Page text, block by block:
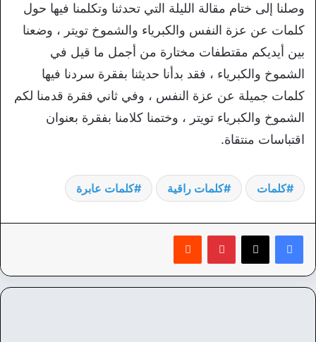
وصلنا إلى ختام مقالة الليلة التي تحدثنا وتكلمنا فيها حول
كلمات عن عزة النفس والكبرياء والشموخ تويتر ، وضعنا
بين أيديكم مقتطفات مختارة من أجمل ما قيل في
الشموخ والكبرياء ، فقد بدأنا حديثنا بفقرة سردنا فيها
كلمات جميلة عن عزة النفس ، وفي ثاني فقرة قدمنا لكم
الشموخ والكبرياء تويتر ، وختمنا كلامنا بفقرة بعنوان
اقتباسات منتقاة.
كلمات كلمات راقية كلمات عابرة
بينتيريست